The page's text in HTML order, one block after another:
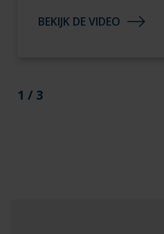
BEKIJK DE VIDEO
1 / 3